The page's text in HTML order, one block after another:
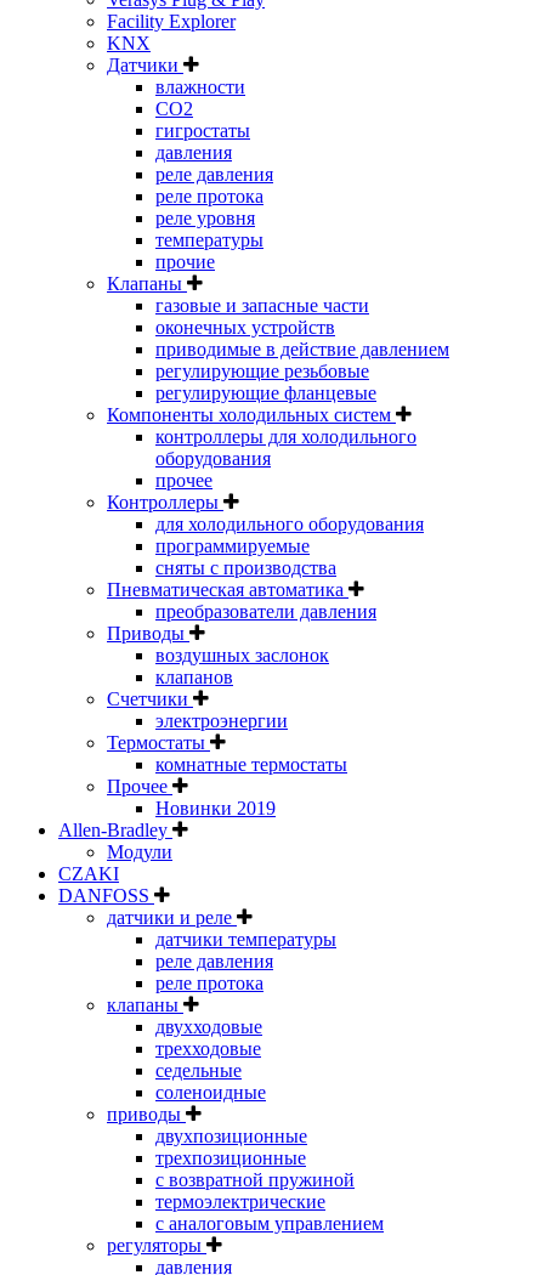
Facility Explorer
KNX
Датчики
влажности
CO2
гигростаты
давления
реле давления
реле протока
реле уровня
температуры
прочие
Клапаны
газовые и запасные части
оконечных устройств
приводимые в действие давлением
регулирующие резьбовые
регулирующие фланцевые
Компоненты холодильных систем
контроллеры для холодильного
оборудования
прочее
Контроллеры
для холодильного оборудования
программируемые
сняты с производства
Пневматическая автоматика
преобразователи давления
Приводы
воздушных заслонок
клапанов
Счетчики
электроэнергии
Термостаты
комнатные термостаты
Прочее
Новинки 2019
Allen-Bradley
Модули
CZAKI
DANFOSS
датчики и реле
датчики температуры
реле давления
реле протока
клапаны
двухходовые
трехходовые
седельные
соленоидные
приводы
двухпозиционные
трехпозиционные
с возвратной пружиной
термоэлектрические
с аналоговым управлением
регуляторы
давления